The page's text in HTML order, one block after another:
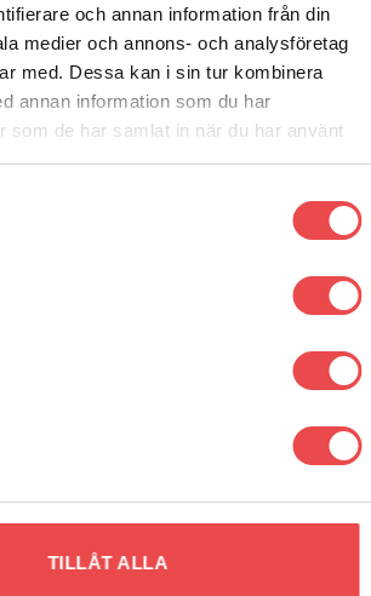
och annan information från din
medier och annons- och analysföretag
med. Dessa kan i sin tur kombinera
annan information som du har
som de har samlat in när du har använt
TILLÅT ALLA
LÄGG TILL I VARUKORG